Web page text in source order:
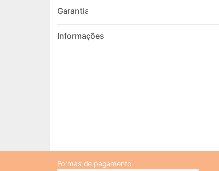
Garantia
Informações
Formas de pagamento